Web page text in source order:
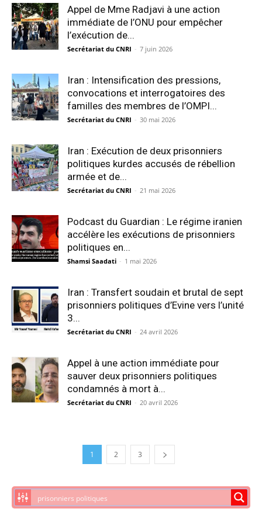
Appel de Mme Radjavi à une action
immédiate de l’ONU pour empêcher
l’exécution de...
Secrétariat du CNRI - 7 juin 2026
Iran : Intensification des pressions,
convocations et interrogatoires des
familles des membres de l’OMPI...
Secrétariat du CNRI - 30 mai 2026
Iran : Exécution de deux prisonniers
politiques kurdes accusés de rébellion
armée et de...
Secrétariat du CNRI - 21 mai 2026
Podcast du Guardian : Le régime iranien
accélère les exécutions de prisonniers
politiques en...
Shamsi Saadati - 1 mai 2026
Iran : Transfert soudain et brutal de sept
prisonniers politiques d’Evine vers l’unité
3...
Secrétariat du CNRI - 24 avril 2026
Appel à une action immédiate pour
sauver deux prisonniers politiques
condamnés à mort à...
Secrétariat du CNRI - 20 avril 2026
1 2 3